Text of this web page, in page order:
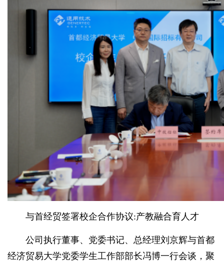
与首经贸签署校企合作协议:产教融合育人才
公司执行董事、党委书记、总经理刘京辉与首都
经济贸易大学党委学生工作部部长冯博一行会谈，聚